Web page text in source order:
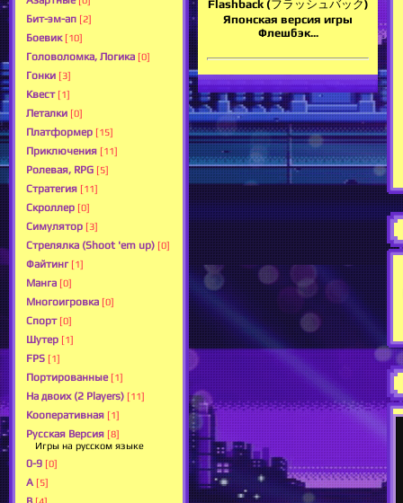
Бит-эм-ап [2]
Боевик [10]
Головоломка, Логика [0]
Гонки [3]
Квест [1]
Леталки [0]
Платформер [15]
Приключения [11]
Ролевая, RPG [5]
Стратегия [11]
Скроллер [0]
Симулятор [3]
Стрелялка (Shoot 'em up) [0]
Файтинг [1]
Манга [0]
Многоигровка [0]
Спорт [0]
Шутер [1]
FPS [1]
Портированные [1]
На двоих (2 Players) [11]
Кооперативная [1]
Русская Версия [8]
Игры на русском языке
0-9 [0]
A [5]
Flashback (フラッシュバック)
Японская версия игры
Флешбэк...